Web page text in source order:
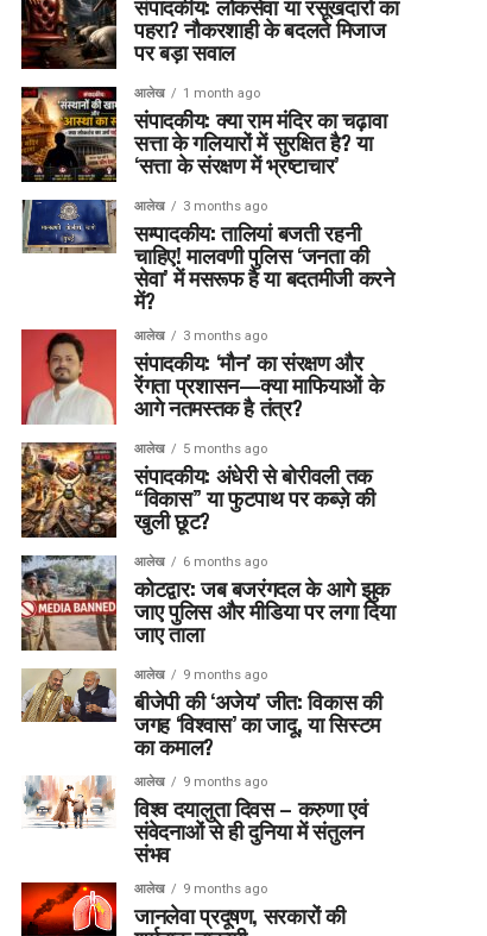
पहरा? नौकरशाही के बदलते मिजाज
पर बड़ा सवाल
आलेख 1 month ago
संपादकीय: क्या राम मंदिर का चढ़ावा
सत्ता के गलियारों में सुरक्षित है? या
‘सत्ता के संरक्षण में भ्रष्टाचार’
आलेख 3 months ago
सम्पादकीय: तालियां बजती रहनी
चाहिए! मालवणी पुलिस ‘जनता की
सेवा’ में मसरूफ है या बदतमीजी करने
में?
आलेख 3 months ago
संपादकीय: ‘मौन’ का संरक्षण और
रेंगता प्रशासन—क्या माफियाओं के
आगे नतमस्तक है तंत्र?
आलेख 5 months ago
संपादकीय: अंधेरी से बोरीवली तक
“विकास” या फुटपाथ पर कब्ज़े की
खुली छूट?
आलेख 6 months ago
कोटद्वार: जब बजरंगदल के आगे झुक
जाए पुलिस और मीडिया पर लगा दिया
जाए ताला
आलेख 9 months ago
बीजेपी की ‘अजेय’ जीत: विकास की
जगह ‘विश्वास’ का जादू, या सिस्टम
का कमाल?
आलेख 9 months ago
विश्व दयालुता दिवस – करुणा एवं
संवेदनाओं से ही दुनिया में संतुलन
संभव
आलेख 9 months ago
जानलेवा प्रदूषण, सरकारों की